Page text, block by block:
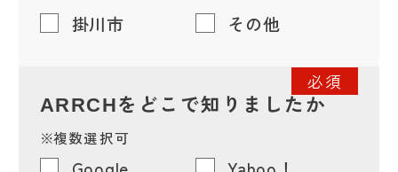
掛川市
その他
ARRCHをどこで知りましたか
必須
※複数選択可